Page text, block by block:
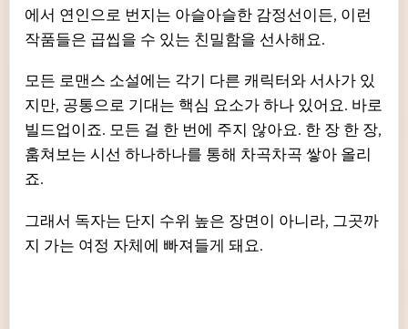
에서 연인으로 번지는 아슬아슬한 감정선이든, 이런
작품들은 곱씹을 수 있는 친밀함을 선사해요.
모든 로맨스 소설에는 각기 다른 캐릭터와 서사가 있
지만, 공통으로 기대는 핵심 요소가 하나 있어요. 바로
빌드업이죠. 모든 걸 한 번에 주지 않아요. 한 장 한 장,
훔쳐보는 시선 하나하나를 통해 차곡차곡 쌓아 올리
죠.
그래서 독자는 단지 수위 높은 장면이 아니라, 그곳까
지 가는 여정 자체에 빠져들게 돼요.